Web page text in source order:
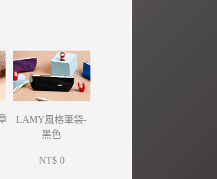
LAMY風格筆袋-
黑色
NT$ 0